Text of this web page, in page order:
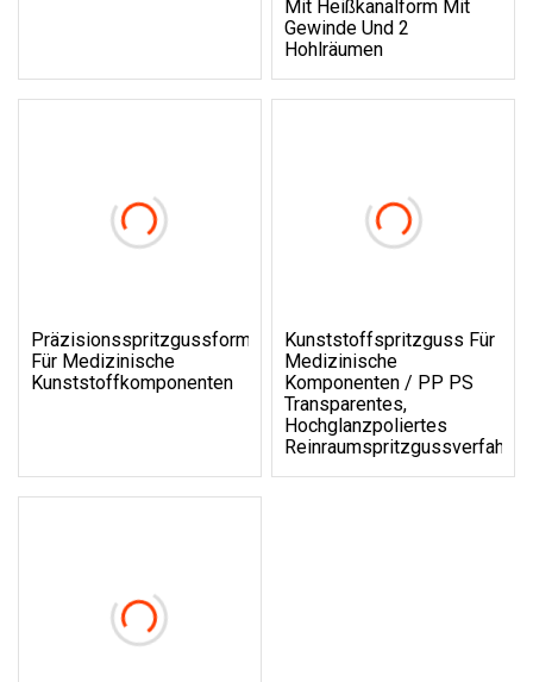
Mit Heißkanalform Mit
Gewinde Und 2
Hohlräumen
Präzisionsspritzgussform
Für Medizinische
Kunststoffkomponenten
Kunststoffspritzguss Für
Medizinische
Komponenten / PP PS
Transparentes,
Hochglanzpoliertes
Reinraumspritzgussverfahren